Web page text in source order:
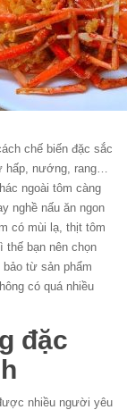
chế biến đặc sắc
nướng, rang…
ngoài tôm càng
nghề nấu ăn ngon
có mùi lạ, thịt tôm
bạn nên chọn
từ sản phẩm
có quá nhiều
đặc
nhiều người yêu